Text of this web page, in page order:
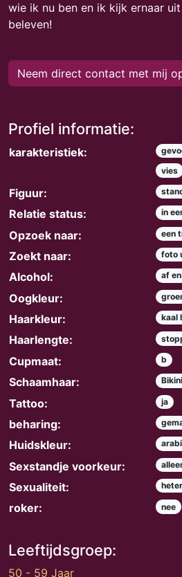
wie ik nu ben en ik kijk ernaar
beleven!
Neem direct contact met mij
Profiel informatie:
karakteristiek:
vies
Figuur:
Relatie status: in
Opzoek naar: een
Zoekt naar: foto
Alcohol: af
Oogkleur:
Haarkleur: kaal
Haarlengte:
Cupmaat: b
Schaamhaar:
Tattoo: ja
beharing:
Huidskleur:
Sexstandje voorkeur:
Sexualiteit:
roker: nee
Leeftijdsgroep:
50 - 59 Jaar